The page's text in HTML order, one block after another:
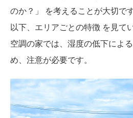
のか？」 を考えることが大切です
以下、エリアごとの特徴 を見て
空調の家では、湿度の低下によ
め、注意が必要です。